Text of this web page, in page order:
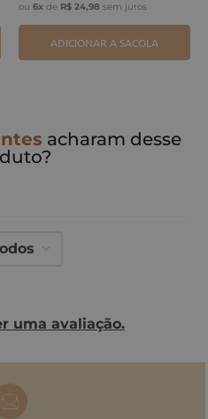
ou 6x de R$ 24,98 sem juros
ADICIONAR A SACOLA
acharam desse
uma avaliação.